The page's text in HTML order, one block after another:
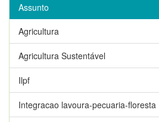
Assunto
Agricultura
Agricultura Sustentável
Ilpf
Integracao lavoura-pecuaria-floresta